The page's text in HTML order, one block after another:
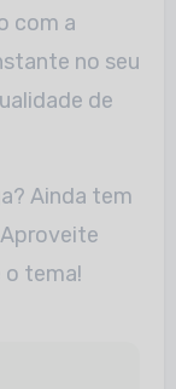
com a
no seu
de
Ainda tem
o tema!